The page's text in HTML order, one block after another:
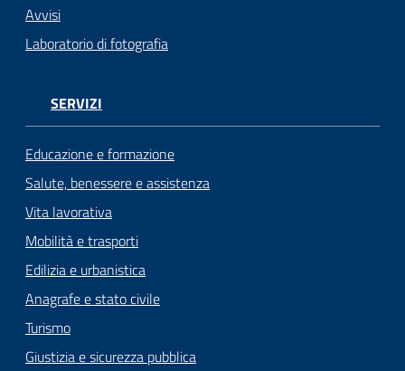
Avvisi
Laboratorio di fotografia
SERVIZI
Educazione e formazione
Salute, benessere e assistenza
Vita lavorativa
Mobilità e trasporti
Edilizia e urbanistica
Anagrafe e stato civile
Turismo
Giustizia e sicurezza pubblica